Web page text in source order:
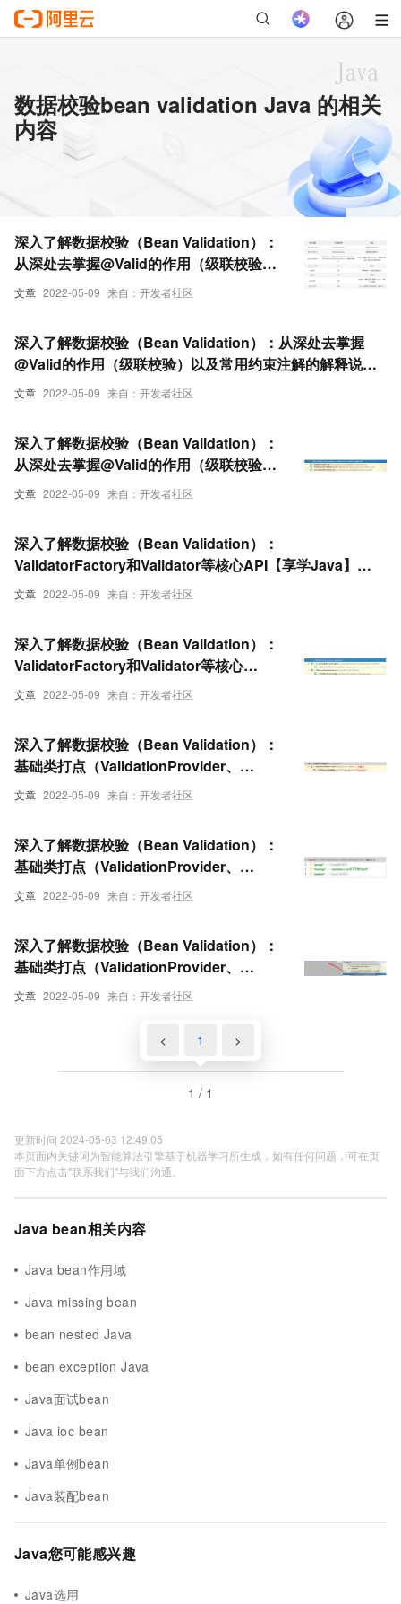
数据校验bean validation Java 的相关
内容
文章 2022-05-09 来自：开发者社区
深入了解数据校验（Bean Validation）：
从深处去掌握@Valid的作用（级联校验）
以及常用约束注解的解释说明【享学
文章 2022-05-09 来自：开发者社区
深入了解数据校验（Bean Validation）：从深处去掌握
@Valid的作用（级联校验）以及常用约束注解的解释说明
【享学Java】（中）
文章 2022-05-09 来自：开发者社区
深入了解数据校验（Bean Validation）：
从深处去掌握@Valid的作用（级联校验）
以及常用约束注解的解释说明【享学
文章 2022-05-09 来自：开发者社区
深入了解数据校验（Bean Validation）：
ValidatorFactory和Validator等核心API【享学Java】
（下）
文章 2022-05-09 来自：开发者社区
深入了解数据校验（Bean Validation）：
ValidatorFactory和Validator等核心
API【享学Java】（上）
文章 2022-05-09 来自：开发者社区
深入了解数据校验（Bean Validation）：
基础类打点（ValidationProvider、
ConstraintDescriptor、
文章 2022-05-09 来自：开发者社区
深入了解数据校验（Bean Validation）：
基础类打点（ValidationProvider、
ConstraintDescriptor、
文章 2022-05-09 来自：开发者社区
深入了解数据校验（Bean Validation）：
基础类打点（ValidationProvider、
ConstraintDescriptor、
< 1 >
1 / 1
更新时间 2024-05-03 12:49:05
本页面内关键词为智能算法引擎基于机器学习所生成，如有任何问题，可在页
面下方点击"联系我们"与我们沟通。
Java bean相关内容
Java bean作用域
Java missing bean
bean nested Java
bean exception Java
Java面试bean
Java ioc bean
Java单例bean
Java装配bean
Java您可能感兴趣
Java选用